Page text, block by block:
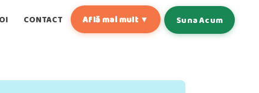
CONTACT Află mai mult ▼ Suna Acum